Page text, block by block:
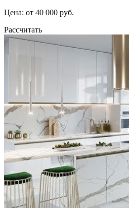
Цена: от 40 000 руб.
Рассчитать